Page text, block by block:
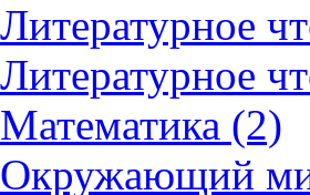
Литературное
Литературное
Математика (2)
Окружающий